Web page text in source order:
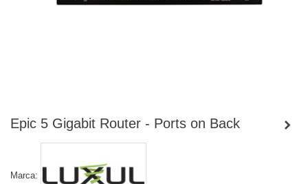
Epic 5 Gigabit Router - Ports on Back
Marca: